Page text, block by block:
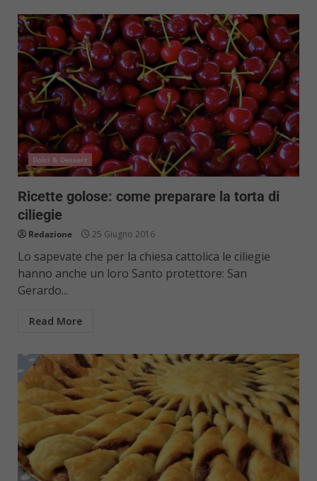
Dolci & Dessert
Ricette golose: come preparare la torta di
ciliegie
Redazione 25 Giugno 2016
Lo sapevate che per la chiesa cattolica le ciliegie
hanno anche un loro Santo protettore: San
Gerardo...
Read More